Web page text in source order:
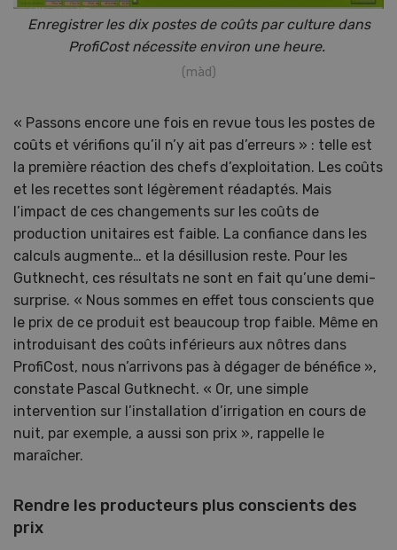
Enregistrer les dix postes de coûts par culture dans
ProfiCost nécessite environ une heure.
(màd)
« Passons encore une fois en revue tous les postes de
coûts et vérifions qu’il n’y ait pas d’erreurs » : telle est
la première réaction des chefs d’exploitation. Les coûts
et les recettes sont légèrement réadaptés. Mais
l’impact de ces changements sur les coûts de
production unitaires est faible. La confiance dans les
calculs augmente… et la désillusion reste. Pour les
Gutknecht, ces résultats ne sont en fait qu’une demi-
surprise. « Nous sommes en effet tous conscients que
le prix de ce produit est beaucoup trop faible. Même en
introduisant des coûts inférieurs aux nôtres dans
ProfiCost, nous n’arrivons pas à dégager de bénéfice »,
constate Pascal Gutknecht. « Or, une simple
intervention sur l’installation d’irrigation en cours de
nuit, par exemple, a aussi son prix », rappelle le
maraîcher.
Rendre les producteurs plus conscients des
prix